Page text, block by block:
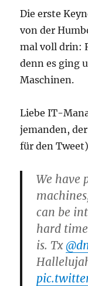
Die erste
von der
mal voll drin:
denn es ging
Maschinen.
Liebe IT-
jemanden,
für den
We have
can be
hard
is. Tx